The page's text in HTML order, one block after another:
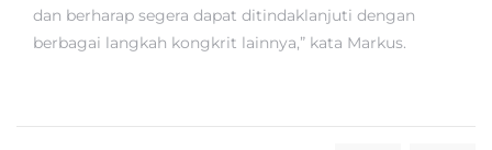
dan berharap segera dapat ditindaklanjuti dengan
berbagai langkah kongkrit lainnya,” kata Markus.